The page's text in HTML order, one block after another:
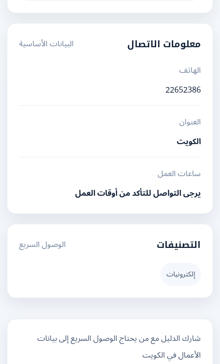
معلومات الاتصال
البيانات الأساسية
الهاتف
22652386
العنوان
الكويت
ساعات العمل
يرجى التواصل للتأكد من أوقات العمل
التصنيفات الوصول السريع
إلكترونيات
شارك الدليل مع من يحتاج الوصول السريع إلى بيانات
الأعمال في الكويت